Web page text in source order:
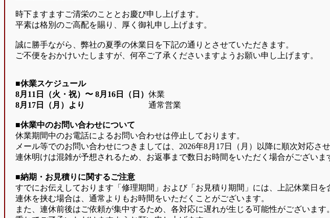
時下ますますご清栄のこととお慶び申し上げます。
平素は格別のご高配を賜り、厚く御礼申し上げます。
誠に勝手ながら、弊社の夏季の休業日を下記の通りとさせていただきます。
ご不便をおかけいたしますが、何卒ご了承くださいますようお願い申し上げます。
■休業スケジュール
8月11日（火・祝）〜 8月16日（日） 休業
8月17日（月）より
通常営業
■休業中のお問い合わせについて
休業期間中のお電話によるお問い合わせは停止しております。
メール等でのお問い合わせにつきましては、2026年8月17日（月）以降に順次対応さ
連休明けは混雑が予想されるため、お返事まで数日お時間をいただく場合がございま
■納期・お見積りに関するご注意
すでにお伝えしております「修理期間」および「お見積り期間」には、上記休業日を
連休を挟む場合は、通常よりもお時間をいただくことがございます。
また、連休前後はご依頼が集中するため、各対応に遅れが生じる可能性がございます。